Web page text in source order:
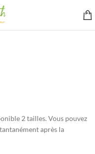
2 tailles. Vous pouvez
après la